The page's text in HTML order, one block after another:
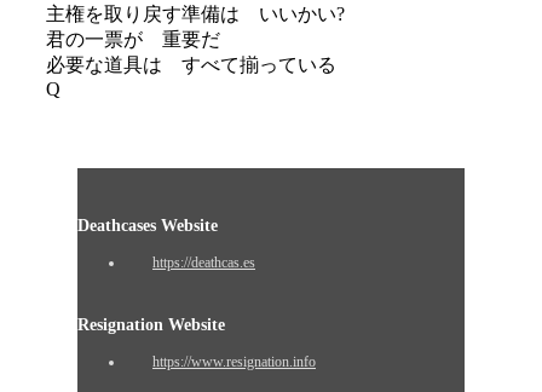
主権を取り戻す準備は いいかい?
君の一票が 重要だ
必要な道具は すべて揃っている
Q
Deathcases Website
https://deathcas.es
Resignation Website
https://www.resignation.info